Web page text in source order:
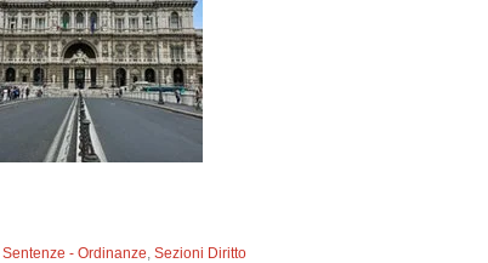
Sentenze - Ordinanze,Sezioni Diritto